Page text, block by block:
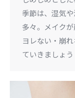
季節は、湿気
多々。メイク
ヨレない・崩
ていきましょ